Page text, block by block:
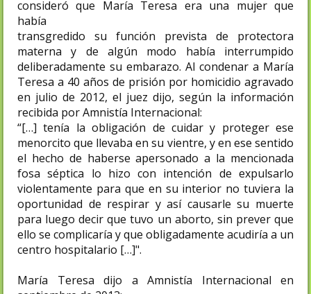
consideró que María Teresa era una mujer que
había
transgredido su función prevista de protectora
materna y de algún modo había interrumpido
deliberadamente su embarazo. Al condenar a María
Teresa a 40 años de prisión por homicidio agravado
en julio de 2012, el juez dijo, según la información
recibida por Amnistía Internacional:
“[…] tenía la obligación de cuidar y proteger ese
menorcito que llevaba en su vientre, y en ese sentido
el hecho de haberse apersonado a la mencionada
fosa séptica lo hizo con intención de expulsarlo
violentamente para que en su interior no tuviera la
oportunidad de respirar y así causarle su muerte
para luego decir que tuvo un aborto, sin prever que
ello se complicaría y que obligadamente acudiría a un
centro hospitalario […]".
María Teresa dijo a Amnistía Internacional en